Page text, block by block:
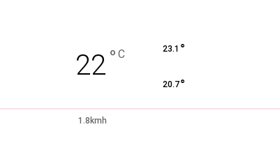
22 ° C 23.1 °
20.7°
1.8kmh